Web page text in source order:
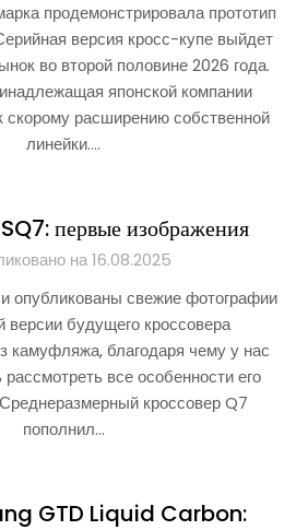
продемонстрировала прототип
версия кросс-купе выйдет
во второй половине 2026 года.
японской компании
скорому расширению собственной
линейки….
первые изображения
на 16.08.2025
опубликованы свежие фотографии
будущего кроссовера
камуфляжа, благодаря чему у нас
все особенности его
кроссовер Q7
пополнил…
GTD Liquid Carbon: